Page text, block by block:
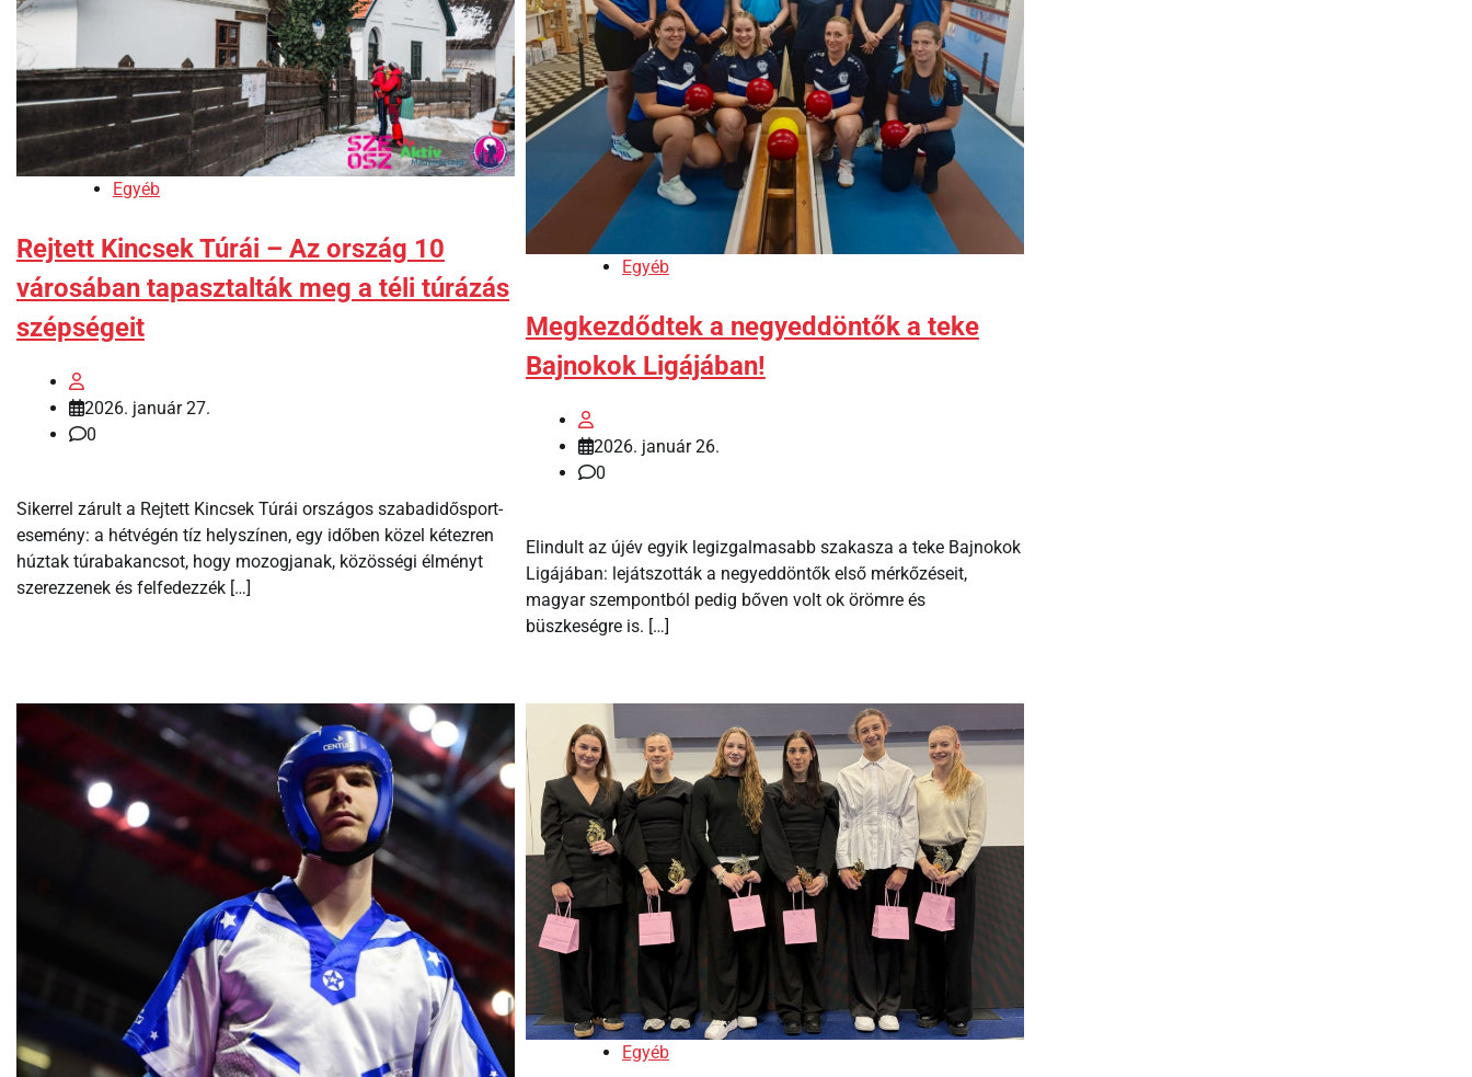
Egyéb
Rejtett Kincsek Túrái – Az ország 10
városában tapasztalták meg a téli túrázás
szépségeit
2026. január 27.
0
Sikerrel zárult a Rejtett Kincsek Túrái országos szabadidősport-
esemény: a hétvégén tíz helyszínen, egy időben közel kétezren
húztak túrabakancsot, hogy mozogjanak, közösségi élményt
szerezzenek és felfedezzék […]
Egyéb
Megkezdődtek a negyeddöntők a teke
Bajnokok Ligájában!
2026. január 26.
0
Elindult az újév egyik legizgalmasabb szakasza a teke Bajnokok
Ligájában: lejátszották a negyeddöntők első mérkőzéseit,
magyar szempontból pedig bőven volt ok örömre és
büszkeségre is. […]
Egyéb